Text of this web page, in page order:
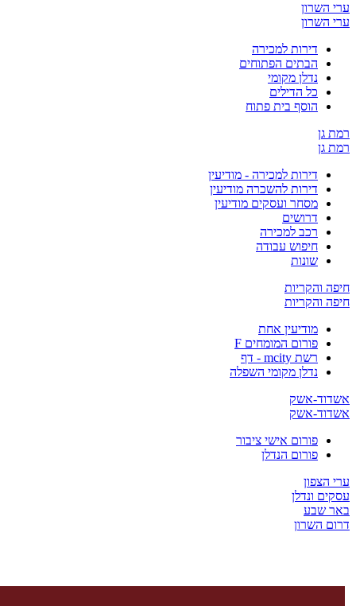
דירות למכירה
הבתים הפתוחים
נדלן מקומי
כל הדילים
הוסף בית פתוח
דירות למכירה - מודיעין
דירות להשכרה מודיעין
מסחר ועסקים מודיעין
דרושים
רכב למכירה
חיפוש עבודה
שונות
מודיעין אחת
פורום המומחים F
רשת mcity - דף
נדלן מקומי השפלה
אשק
אשק
פורום אישי ציבור
פורום הנדלן
ונדלן